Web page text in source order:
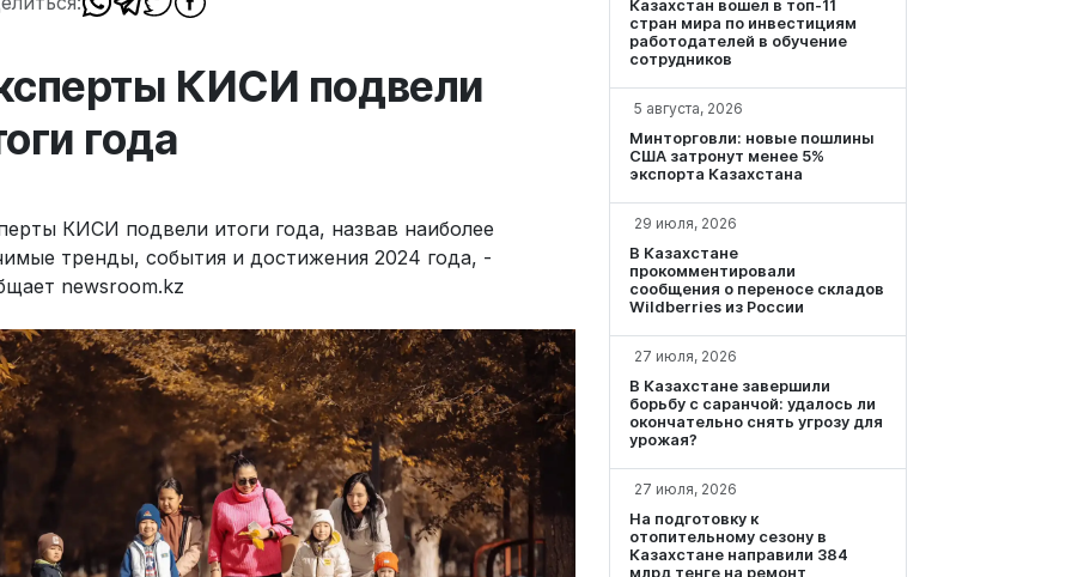
КИСИ подвели
года
КИСИ подвели итоги года, назвав наиболее
тренды, события и достижения 2024 года, -
newsroom.kz
Казахстан вошел в топ-11
стран мира по инвестициям
работодателей в обучение
сотрудников
5 августа, 2026
Минторговли: новые пошлины
США затронут менее 5%
экспорта Казахстана
29 июля, 2026
В Казахстане
прокомментировали
сообщения о переносе складов
Wildberries из России
27 июля, 2026
В Казахстане завершили
борьбу с саранчой: удалось ли
окончательно снять угрозу для
урожая?
27 июля, 2026
На подготовку к
отопительному сезону в
Казахстане направили 384
млрд тенге на ремонт